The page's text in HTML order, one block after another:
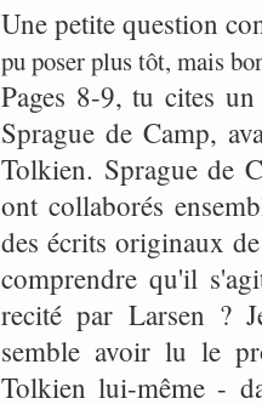
Une petite question
pu poser plus tôt, mais
Pages 8-9, tu cites
Sprague de Camp,
Tolkien. Sprague de
ont collaborés
des écrits originaux
comprendre qu'il
recité par Larsen ?
semble avoir lu le
Tolkien lui-même -